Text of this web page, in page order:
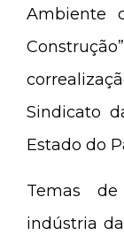
Ambiente
Sindicato
Estado do
Temas
indústria